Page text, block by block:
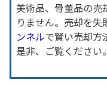
美術品、骨董品の売
りません。売却を
ンネルで賢い売却方
是非、ご覧ください。